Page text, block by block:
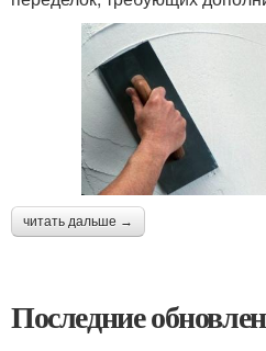
читать дальше →
Последние